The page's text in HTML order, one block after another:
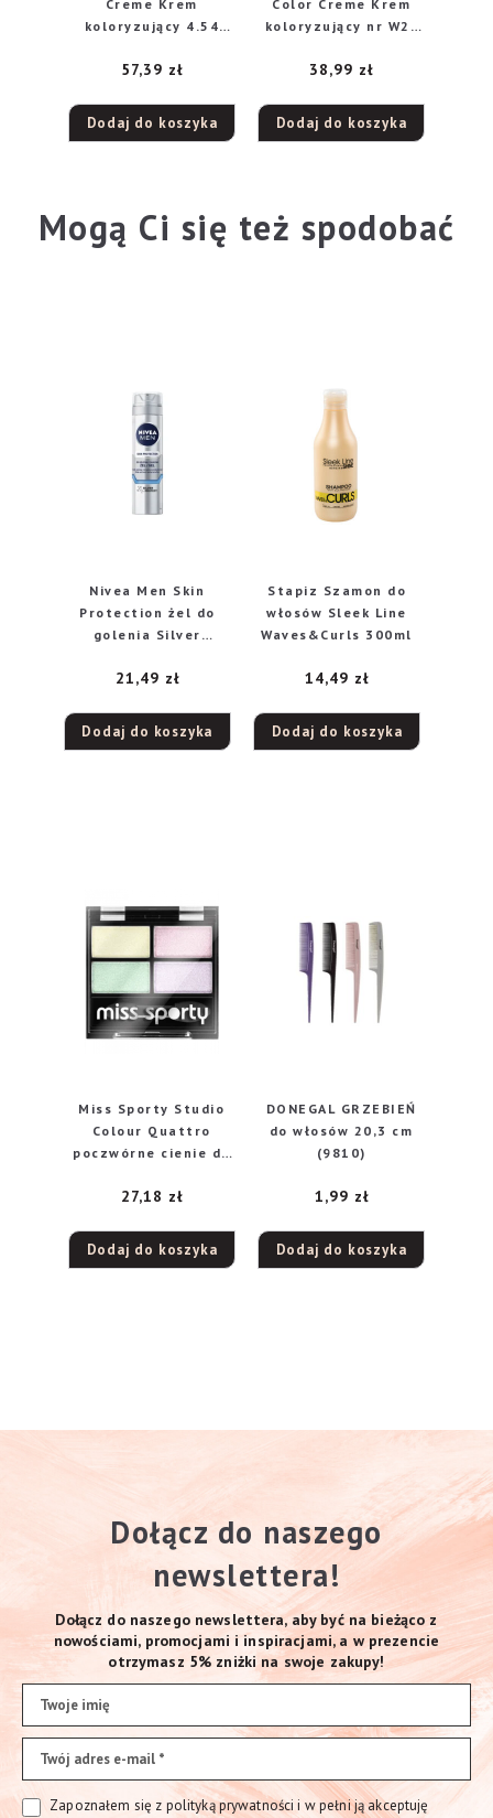
Creme Krem
koloryzujący 4.54
miedziany
57,39 zł
Dodaj do koszyka
Color Creme Krem
koloryzujący nr W2-
38,99 zł
Dodaj do koszyka
Mogą Ci się też spodobać
Nivea Men Skin
Protection żel do
golenia Silver
21,49 zł
Dodaj do koszyka
Stapiz Szamon do
włosów Sleek Line
Waves&Curls 300ml
14,49 zł
Dodaj do koszyka
Miss Sporty Studio
Colour Quattro
poczwórne cienie do
Swag, 5 g
27,18 zł
Dodaj do koszyka
DONEGAL GRZEBIEŃ
do włosów 20,3 cm
(9810)
1,99 zł
Dodaj do koszyka
Dołącz do naszego
newslettera!
Dołącz do naszego newslettera, aby być na bieżąco z
nowościami, promocjami i inspiracjami, a w prezencie
otrzymasz 5% zniżki na swoje zakupy!
Zapoznałem się z polityką prywatności i w pełni ją akceptuję